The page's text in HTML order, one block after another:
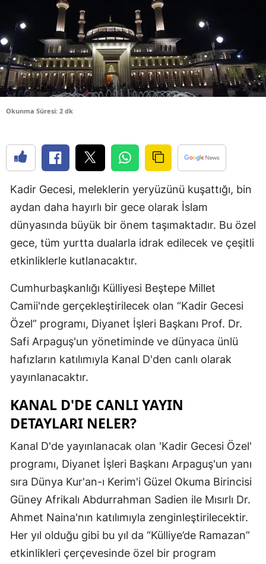
Bolu
Burdur
Bursa
Çorum
Denizli
Edirne
Erzurum
Gaziantep
Isparta
Mersin
Okunma Süresi: 2 dk
Kadir Gecesi, meleklerin yeryüzünü kuşattığı, bin
aydan daha hayırlı bir gece olarak İslam
dünyasında büyük bir önem taşımaktadır. Bu özel
gece, tüm yurtta dualarla idrak edilecek ve çeşitli
etkinliklerle kutlanacaktır.
Cumhurbaşkanlığı Külliyesi Beştepe Millet
Camii'nde gerçekleştirilecek olan “Kadir Gecesi
Özel” programı, Diyanet İşleri Başkanı Prof. Dr.
Safi Arpaguş'un yönetiminde ve dünyaca ünlü
hafızların katılımıyla Kanal D'den canlı olarak
yayınlanacaktır.
KANAL D'DE CANLI YAYIN
DETAYLARI NELER?
Kanal D'de yayınlanacak olan 'Kadir Gecesi Özel'
programı, Diyanet İşleri Başkanı Arpaguş'un yanı
sıra Dünya Kur'an-ı Kerim'i Güzel Okuma Birincisi
Güney Afrikalı Abdurrahman Sadien ile Mısırlı Dr.
Ahmet Naina'nın katılımıyla zenginleştirilecektir.
Her yıl olduğu gibi bu yıl da “Külliye’de Ramazan”
etkinlikleri çerçevesinde özel bir program